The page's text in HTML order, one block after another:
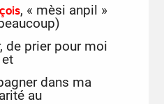
, « mèsi anpil »
de prier pour moi
et
dans ma
au